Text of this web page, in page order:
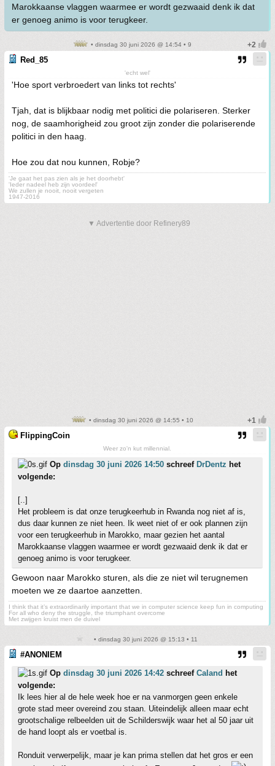
Marokkaanse vlaggen waarmee er wordt gezwaaid denk ik dat
er genoeg animo is voor terugkeer.
• dinsdag 30 juni 2026 @ 14:54 • 9
Red_85
'echt wel'
'Hoe sport verbroedert van links tot rechts'
Tjah, dat is blijkbaar nodig met politici die polariseren. Sterker
nog, de saamhorigheid zou groot zijn zonder die polariserende
politici in den haag.
Hoe zou dat nou kunnen, Robje?
'Je gaat het pas zien als je het doorhebt'
'Ieder nadeel heb zijn voordeel'
We zullen je nooit, nooit vergeten
1947-2016
▼ Advertentie door Refinery89
• dinsdag 30 juni 2026 @ 14:55 • 10
FlippingCoin
Weer zo'n kut millennial.
Op dinsdag 30 juni 2026 14:50 schreef DrDentz het
volgende:
[..]
Het probleem is dat onze terugkeerhub in Rwanda nog niet af is,
dus daar kunnen ze niet heen. Ik weet niet of er ook plannen zijn
voor een terugkeerhub in Marokko, maar gezien het aantal
Marokkaanse vlaggen waarmee er wordt gezwaaid denk ik dat er
genoeg animo is voor terugkeer.
Gewoon naar Marokko sturen, als die ze niet wil terugnemen
moeten we ze daartoe aanzetten.
I think that it’s extraordinarily important that we in computer science keep fun in computing
For all who deny the struggle, the triumphant overcome
Met zwijgen kruist men de duivel
• dinsdag 30 juni 2026 @ 15:13 • 11
#ANONIEM
Op dinsdag 30 juni 2026 14:42 schreef Caland het
volgende:
Ik lees hier al de hele week hoe er na vanmorgen geen enkele
grote stad meer overeind zou staan. Uiteindelijk alleen maar echt
grootschalige relbeelden uit de Schilderswijk waar het al 50 jaar uit
de hand loopt als er voetbal is.
Ronduit verwerpelijk, maar je kan prima stellen dat het gros er een